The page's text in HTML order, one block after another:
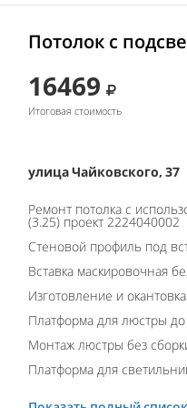
Потолок с
16469
Итоговая стоимость
улица Чайковского, 37
Ремонт потолка с
(3.25) проект 2224040002
Стеновой профиль под
Вставка маскировочная
Изготовление и
Платформа для люстры до
Монтаж люстры без
Платформа для